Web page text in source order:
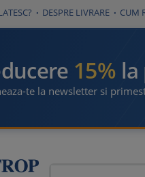
DESPRE LIVRARE CUM
15%
te la newsletter si